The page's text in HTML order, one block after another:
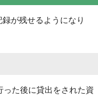
が残せるようになり
た後に貸出をされた資